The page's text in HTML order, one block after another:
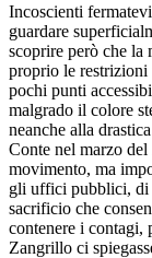
Incoscienti
guardare
scoprire però che la
proprio le restrizioni
pochi punti
malgrado il colore
neanche alla
Conte nel marzo
movimento, ma
gli uffici pubblici, di
sacrificio che
contenere i contagi,
Zangrillo ci